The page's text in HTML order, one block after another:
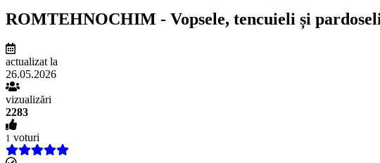
ROMTEHNOCHIM - Vopsele, tencuieli și
actualizat la
26.05.2026
vizualizări
2283
1 voturi